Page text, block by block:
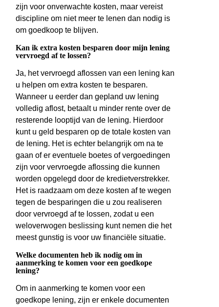
zijn voor onverwachte kosten, maar vereist
discipline om niet meer te lenen dan nodig is
om goedkoop te blijven.
Kan ik extra kosten besparen door mijn lening
vervroegd af te lossen?
Ja, het vervroegd aflossen van een lening kan
u helpen om extra kosten te besparen.
Wanneer u eerder dan gepland uw lening
volledig aflost, betaalt u minder rente over de
resterende looptijd van de lening. Hierdoor
kunt u geld besparen op de totale kosten van
de lening. Het is echter belangrijk om na te
gaan of er eventuele boetes of vergoedingen
zijn voor vervroegde aflossing die kunnen
worden opgelegd door de kredietverstrekker.
Het is raadzaam om deze kosten af te wegen
tegen de besparingen die u zou realiseren
door vervroegd af te lossen, zodat u een
weloverwogen beslissing kunt nemen die het
meest gunstig is voor uw financiële situatie.
Welke documenten heb ik nodig om in
aanmerking te komen voor een goedkope
lening?
Om in aanmerking te komen voor een
goedkope lening, zijn er enkele documenten